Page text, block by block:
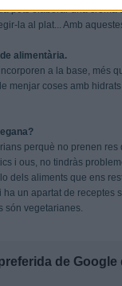
pots elaborar una crema
la al plat... Amb
alimentària.
a la base, més
menjar coses amb
perquè no prenen
i ous, no tindràs
dels aliments que ens
un apartat de receptes
són vegetarianes.
de Google